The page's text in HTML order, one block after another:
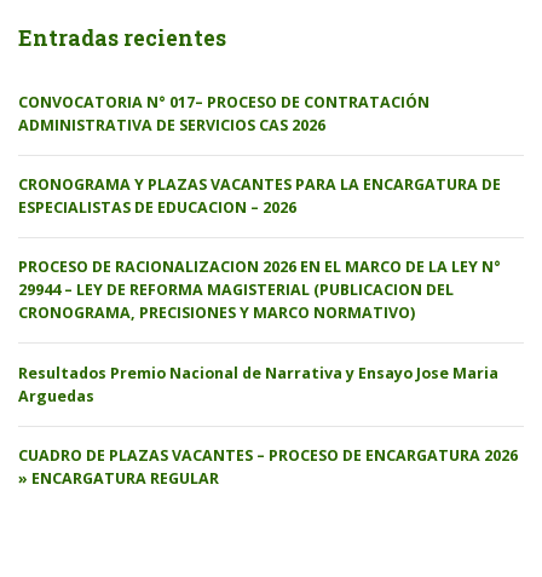
Entradas recientes
CONVOCATORIA N° 017– PROCESO DE CONTRATACIÓN
ADMINISTRATIVA DE SERVICIOS CAS 2026
CRONOGRAMA Y PLAZAS VACANTES PARA LA ENCARGATURA DE
ESPECIALISTAS DE EDUCACION – 2026
PROCESO DE RACIONALIZACION 2026 EN EL MARCO DE LA LEY N°
29944 – LEY DE REFORMA MAGISTERIAL (PUBLICACION DEL
CRONOGRAMA, PRECISIONES Y MARCO NORMATIVO)
Resultados Premio Nacional de Narrativa y Ensayo Jose Maria
Arguedas
CUADRO DE PLAZAS VACANTES – PROCESO DE ENCARGATURA 2026
» ENCARGATURA REGULAR